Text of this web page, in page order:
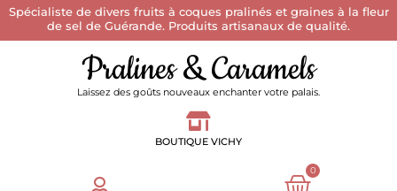
Spécialiste de divers fruits à coques pralinés et graines à la fleur
de sel de Guérande. Produits artisanaux de qualité.
Pralines & Caramels
Laissez des goûts nouveaux enchanter votre palais.
BOUTIQUE VICHY
0